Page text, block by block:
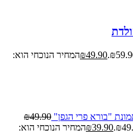
₪49.90
המחיר הנוכחי הוא:
"בורא פרי הגפן" ₪49.90
₪39.90
המחיר הנוכחי הוא: